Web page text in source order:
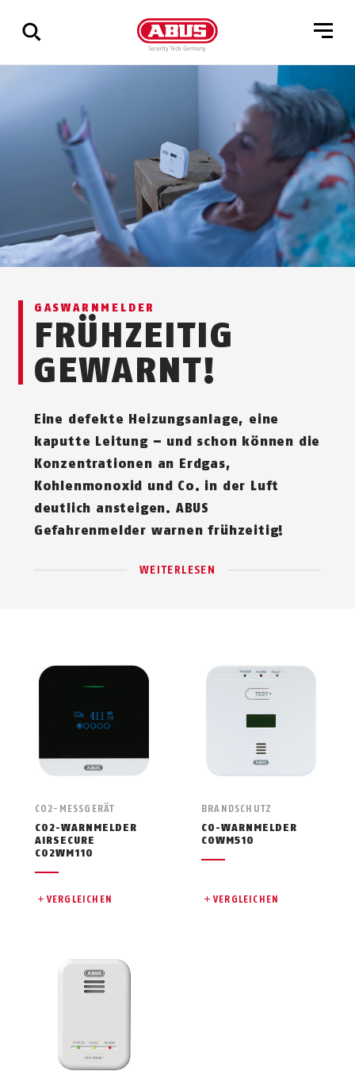
Ergebnisse
GASWARNMELDER
FRÜHZEITIG
GEWARNT!
Eine defekte Heizungsanlage, eine
kaputte Leitung – und schon können die
Konzentrationen an Erdgas,
Kohlenmonoxid und Co. in der Luft
deutlich ansteigen. ABUS
Gefahrenmelder warnen frühzeitig!
WEITERLESEN
CO2-MESSGERÄT
CO2-WARNMELDER
AIRSECURE
CO2WM110
VERGLEICHEN
BRANDSCHUTZ
CO-WARNMELDER
COWM510
VERGLEICHEN